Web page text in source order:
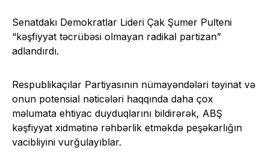
Senatdakı Demokratlar Lideri Çak Şumer Pulteni
“kəşfiyyat təcrübəsi olmayan radikal partizan”
adlandırdı.
Respublikaçılar Partiyasının nümayəndələri təyinat və
onun potensial nəticələri haqqında daha çox
məlumata ehtiyac duyduqlarını bildirərək, ABŞ
kəşfiyyat xidmətinə rəhbərlik etməkdə peşəkarlığın
vacibliyini vurğulayıblar.